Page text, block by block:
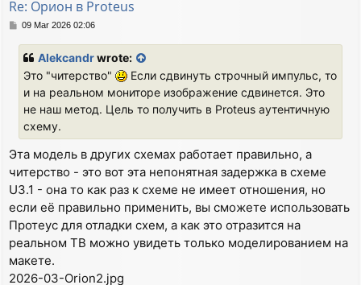
Re: Орион в Proteus
P09 Mar 2026 02:06
Alekcandrwrote:
Это "читерство"
Если сдвинуть строчный импульс, то
и на реальном мониторе изображение сдвинется. Это
не наш метод. Цель то получить в Proteus аутентичную
схему.
Эта модель в других схемах работает правильно, а
читерство - это вот эта непонятная задержка в схеме
U3.1 - она то как раз к схеме не имеет отношения, но
если её правильно применить, вы сможете использовать
Протеус для отладки схем, а как это отразится на
реальном ТВ можно увидеть только моделированием на
макете.
2026-03-Orion2.jpg